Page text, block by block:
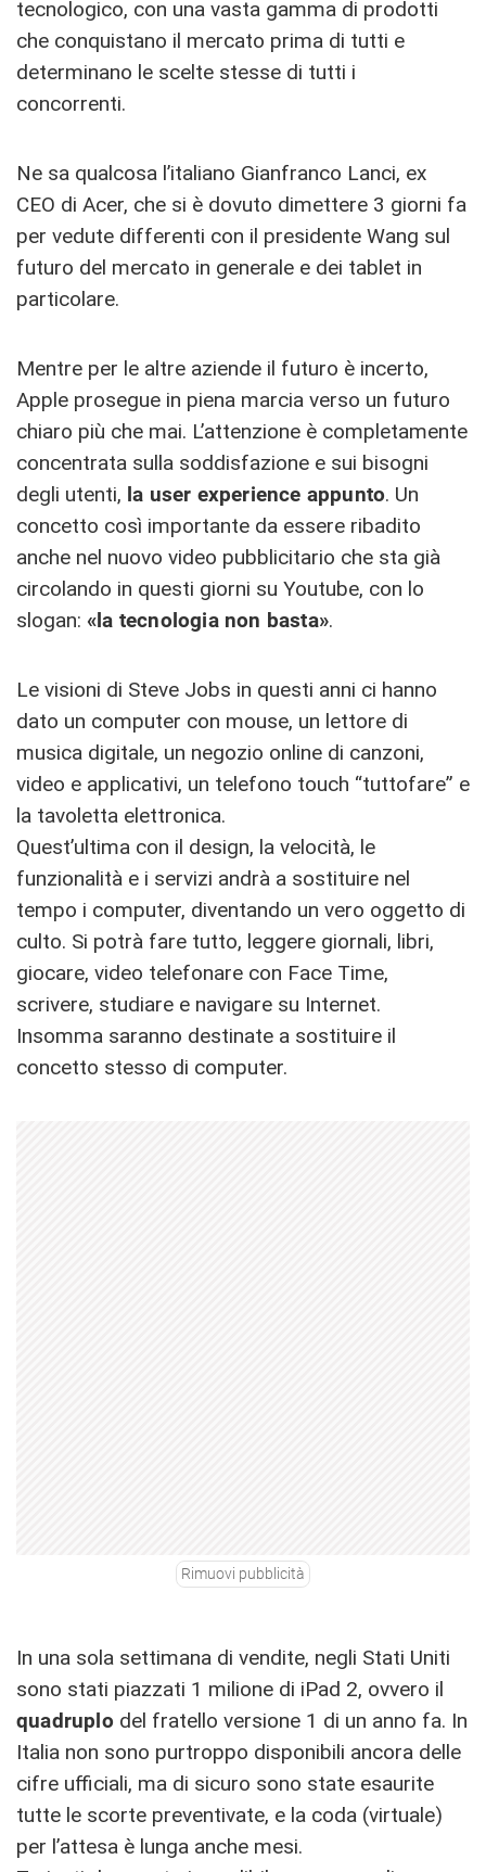
tecnologico, con una vasta gamma di prodotti
che conquistano il mercato prima di tutti e
determinano le scelte stesse di tutti i
concorrenti.
Ne sa qualcosa l’italiano Gianfranco Lanci, ex
CEO di Acer, che si è dovuto dimettere 3 giorni fa
per vedute differenti con il presidente Wang sul
futuro del mercato in generale e dei tablet in
particolare.
Mentre per le altre aziende il futuro è incerto,
Apple prosegue in piena marcia verso un futuro
chiaro più che mai. L’attenzione è completamente
concentrata sulla soddisfazione e sui bisogni
degli utenti, la user experience appunto. Un
concetto così importante da essere ribadito
anche nel nuovo video pubblicitario che sta già
circolando in questi giorni su Youtube, con lo
slogan: «la tecnologia non basta».
Le visioni di Steve Jobs in questi anni ci hanno
dato un computer con mouse, un lettore di
musica digitale, un negozio online di canzoni,
video e applicativi, un telefono touch “tuttofare” e
la tavoletta elettronica.
Quest’ultima con il design, la velocità, le
funzionalità e i servizi andrà a sostituire nel
tempo i computer, diventando un vero oggetto di
culto. Si potrà fare tutto, leggere giornali, libri,
giocare, video telefonare con Face Time,
scrivere, studiare e navigare su Internet.
Insomma saranno destinate a sostituire il
concetto stesso di computer.
Rimuovi pubblicità
In una sola settimana di vendite, negli Stati Uniti
sono stati piazzati 1 milione di iPad 2, ovvero il
quadruplo del fratello versione 1 di un anno fa. In
Italia non sono purtroppo disponibili ancora delle
cifre ufficiali, ma di sicuro sono state esaurite
tutte le scorte preventivate, e la coda (virtuale)
per l’attesa è lunga anche mesi.